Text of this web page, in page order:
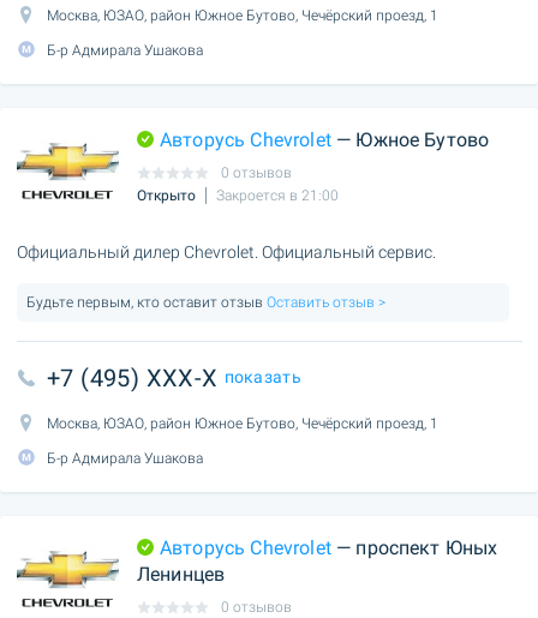
Москва, ЮЗАО, район Южное Бутово, Чечёрский проезд, 1
Б-р Адмирала Ушакова
Авторусь Chevrolet— Южное Бутово
0 отзывов
Открыто
Закроется в 21:00
Официальный дилер Chevrolet. Официальный сервис.
Будьте первым, кто оставит отзыв Оставить отзыв >
+7 (495) XXX-X показать
Москва, ЮЗАО, район Южное Бутово, Чечёрский проезд, 1
Б-р Адмирала Ушакова
Авторусь Chevrolet— проспект Юных
Ленинцев
0 отзывов